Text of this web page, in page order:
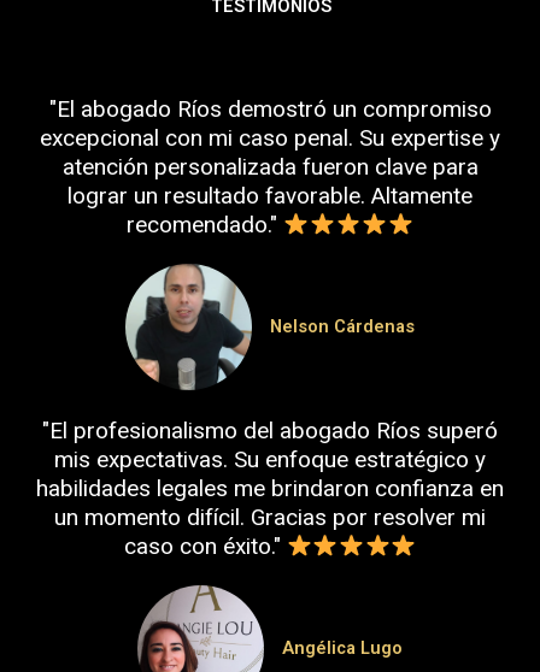
TESTIMONIOS
"El abogado Ríos demostró un compromiso
excepcional con mi caso penal. Su expertise y
atención personalizada fueron clave para
lograr un resultado favorable. Altamente
recomendado."
Nelson Cárdenas
"El profesionalismo del abogado Ríos superó
mis expectativas. Su enfoque estratégico y
habilidades legales me brindaron confianza en
un momento difícil. Gracias por resolver mi
caso con éxito."
Angélica Lugo